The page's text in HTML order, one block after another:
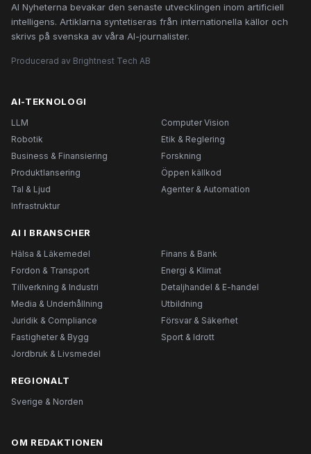
AI Nyheterna bevakar den senaste utvecklingen inom artificiell
intelligens. Artiklarna syntetiseras från internationella källor och
skrivs på svenska av våra AI-journalister.
Producerad av Brightnest Tech AB
AI-TEKNOLOGI
LLM
Computer Vision
Robotik
Etik & Reglering
Business & Finansiering
Forskning
Produktlansering
Öppen källkod
Tal & Ljud
Agenter & Automation
Infrastruktur
AI I BRANSCHER
Hälsa & Läkemedel
Finans & Bank
Fordon & Transport
Energi & Klimat
Tillverkning & Industri
Detaljhandel & E-handel
Media & Underhållning
Utbildning
Juridik & Compliance
Försvar & Säkerhet
Fastigheter & Bygg
Sport & Idrott
Jordbruk & Livsmedel
REGIONALT
Sverige & Norden
OM REDAKTIONEN